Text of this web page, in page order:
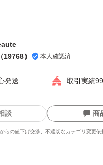
（19768） 本人確認済
発送 取引実績
談 商
らの値下げ交渉、不適切なカテゴリ変更依